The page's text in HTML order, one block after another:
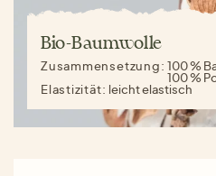
Bio-Baumwolle
Zusammensetzung:100 %
100 %
Elastizität: leicht elastisch